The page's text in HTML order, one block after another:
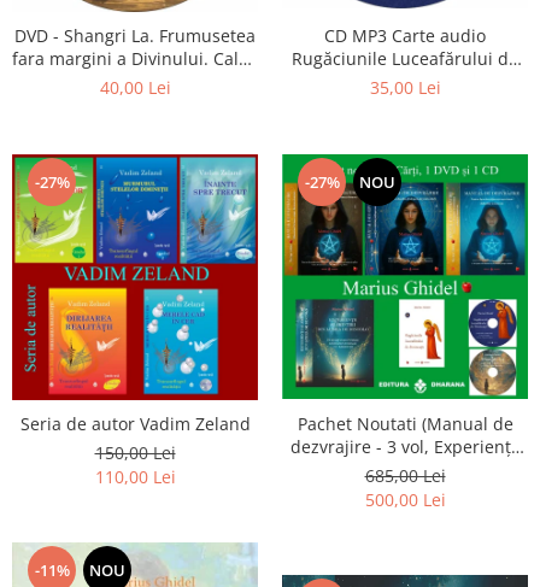
DVD - Shangri La. Frumusetea
fara margini a Divinului. Calea
catre fericire
40,00 Lei
CD MP3 Carte audio
Rugăciunile Luceafărului de
dimineață
35,00 Lei
-27%
Seria de autor Vadim Zeland
150,00 Lei
110,00 Lei
-27% NOU
Pachet Noutati (Manual de
dezvrajire - 3 vol, Experiențe
și amintiri, Rugăciunile
Luceafarului de dimineata) -
Marius Ghidel
685,00 Lei
500,00 Lei
-11% NOU